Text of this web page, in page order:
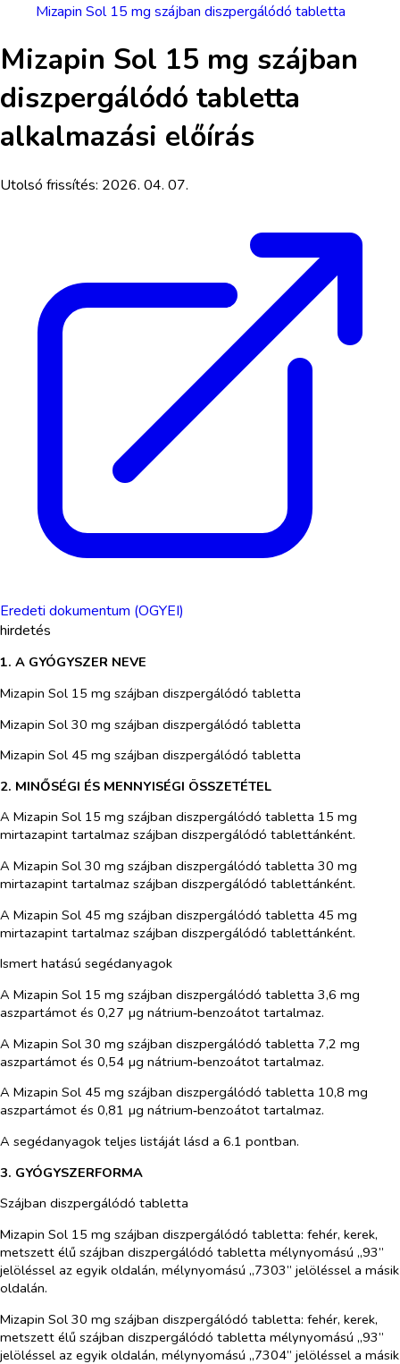
Mizapin Sol 15 mg szájban diszpergálódó tabletta
Mizapin Sol 15 mg szájban
diszpergálódó tabletta
alkalmazási előírás
Utolsó frissítés: 2026. 04. 07.
Eredeti dokumentum (OGYEI)
hirdetés
1. A GYÓGYSZER NEVE
Mizapin Sol 15 mg szájban diszpergálódó tabletta
Mizapin Sol 30 mg szájban diszpergálódó tabletta
Mizapin Sol 45 mg szájban diszpergálódó tabletta
2. MINŐSÉGI ÉS MENNYISÉGI ÖSSZETÉTEL
A Mizapin Sol 15 mg szájban diszpergálódó tabletta 15 mg
mirtazapint tartalmaz szájban diszpergálódó tablettánként.
A Mizapin Sol 30 mg szájban diszpergálódó tabletta 30 mg
mirtazapint tartalmaz szájban diszpergálódó tablettánként.
A Mizapin Sol 45 mg szájban diszpergálódó tabletta 45 mg
mirtazapint tartalmaz szájban diszpergálódó tablettánként.
Ismert hatású segédanyagok
A Mizapin Sol 15 mg szájban diszpergálódó tabletta 3,6 mg
aszpartámot és 0,27 µg nátrium‑benzoátot tartalmaz.
A Mizapin Sol 30 mg szájban diszpergálódó tabletta 7,2 mg
aszpartámot és 0,54 µg nátrium‑benzoátot tartalmaz.
A Mizapin Sol 45 mg szájban diszpergálódó tabletta 10,8 mg
aszpartámot és 0,81 µg nátrium‑benzoátot tartalmaz.
A segédanyagok teljes listáját lásd a 6.1 pontban.
3. GYÓGYSZERFORMA
Szájban diszpergálódó tabletta
Mizapin Sol 15 mg szájban diszpergálódó tabletta: fehér, kerek,
metszett élű szájban diszpergálódó tabletta mélynyomású „93”
jelöléssel az egyik oldalán, mélynyomású „7303” jelöléssel a másik
oldalán.
Mizapin Sol 30 mg szájban diszpergálódó tabletta: fehér, kerek,
metszett élű szájban diszpergálódó tabletta mélynyomású „93”
jelöléssel az egyik oldalán, mélynyomású „7304” jelöléssel a másik